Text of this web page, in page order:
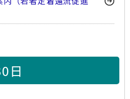
日